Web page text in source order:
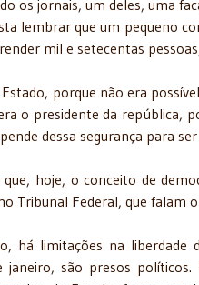
os jornais, um deles, uma
lembrar que um pequeno
mil e setecentas
porque não era
o presidente da república,
dessa segurança para
hoje, o conceito de
Tribunal Federal, que falam
há limitações na liberdade
são presos